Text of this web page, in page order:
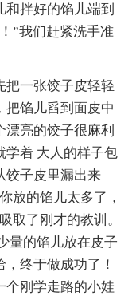
拌好的馅儿端到
”我们赶紧洗手准
把一张饺子皮轻轻
把馅儿舀到面皮中
亮的饺子很麻利
学着 大人的样子包
饺子皮里漏出来
放的馅儿太多了，
取了刚才的教训。
量的馅儿放在皮子
终于做成功了！
个刚学走路的小娃